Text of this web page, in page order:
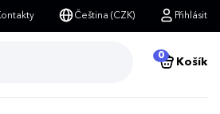
Čeština (CZK) Přihlásit
0
Košík